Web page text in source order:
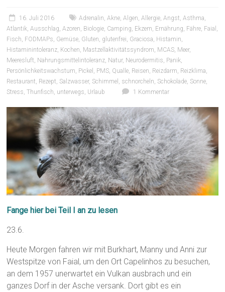
16. Juli 2016 Adrenalin,Akne,Algen,Allergie,Angst,Asthma,
Atlantik,Ausschlag,Azoren, Biologie, Camping, Ekzem, Ernährung, Fähre, Faial ,
Fisch, FODMAPs, Gemüse, Gluten, glutenfrei, Graciosa, Histamin,
Histaminintoleranz, Kochen, Mastzellaktivitätssyndrom, MCAS, Meer,
Meeresluft, Nahrungsmittelintoleranz, Natur, Neurodermitis, Panik,
Persönlichkeitswachstum, Pickel , PMS, Qualle, Reisen, Reizdarm, Reizklima,
Restaurant, Rezept, Salzwasser, Schimmel , schnorcheln, Schokolade, Sonne,
Stress,Thunfisch, unterwegs, Urlaub 1 Kommentar
Fange hier bei Teil I an zu lesen
23.6.
Heute Morgen fahren wir mit Burkhart, Manny und Anni zur
Westspitze von Faial, um den Ort Capelinhos zu besuchen,
an dem 1957 unerwartet ein Vulkan ausbrach und ein
ganzes Dorf in der Asche versank. Dort gibt es ein